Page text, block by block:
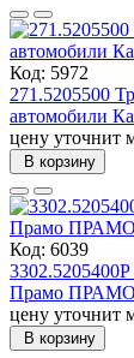
Код: 5972
271.5205500
автомобили
цену уточнит
В корзину
Код: 6039
3302.5205400Р
Прамо ПРАМО
цену уточнит
В корзину